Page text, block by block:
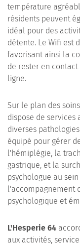
température
résidents peuvent
idéal pour des
détente. Le Wifi est
favorisant ainsi la
de rester en
ligne.
Sur le plan des
dispose de services
diverses
équipé pour gérer
l'hémiplégie, la
gastrique, et la
psychologue au
l'accompagnement
psychologique et
L'Hesperie 64
aux activités,